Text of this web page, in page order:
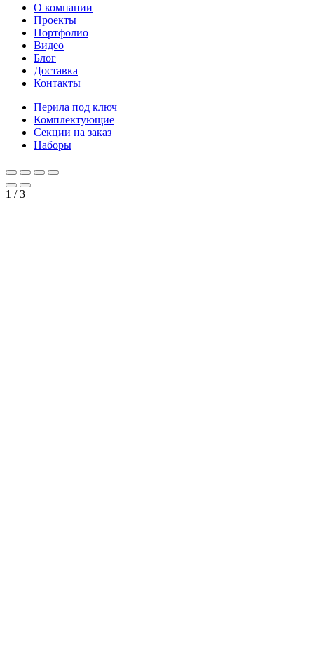
О компании
Проекты
Портфолио
Видео
Блог
Доставка
Контакты
Перила под ключ
Комплектующие
Секции на заказ
Наборы
1 /3